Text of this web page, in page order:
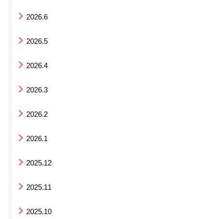
2026.6
2026.5
2026.4
2026.3
2026.2
2026.1
2025.12
2025.11
2025.10